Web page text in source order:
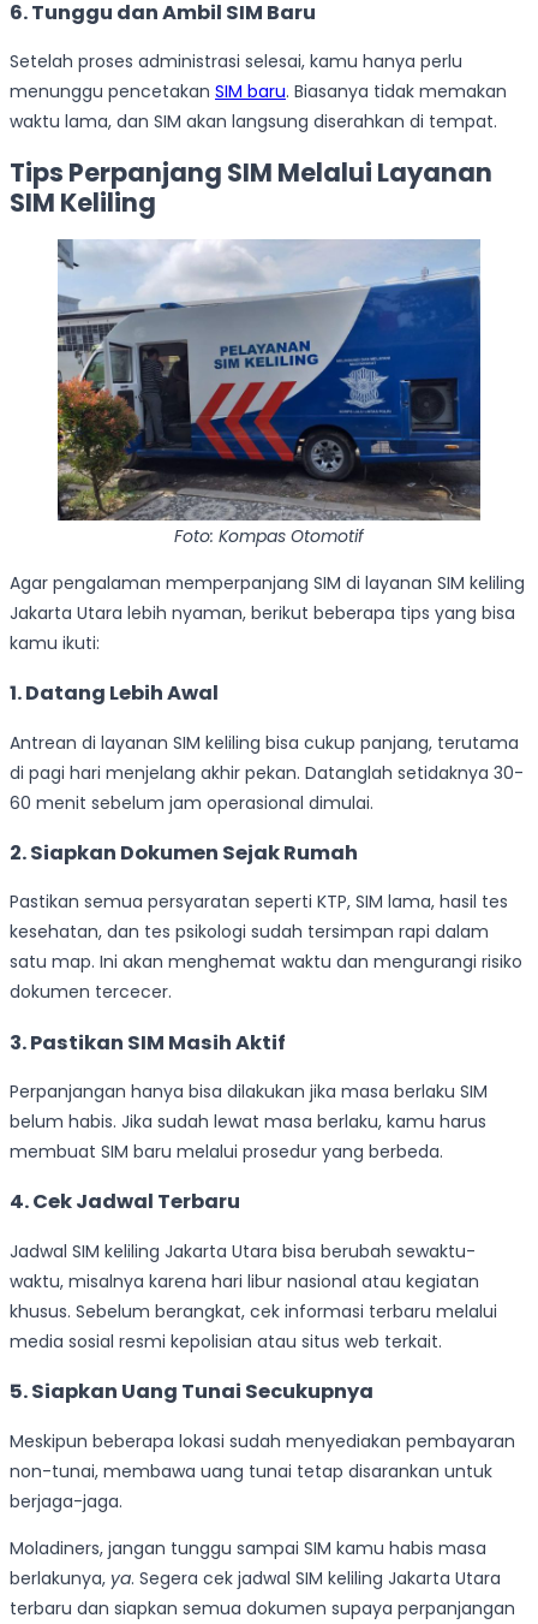
6. Tunggu dan Ambil SIM Baru
Setelah proses administrasi selesai, kamu hanya perlu
menunggu pencetakan SIM baru. Biasanya tidak memakan
waktu lama, dan SIM akan langsung diserahkan di tempat.
Tips Perpanjang SIM Melalui Layanan
SIM Keliling
Foto: Kompas Otomotif
Agar pengalaman memperpanjang SIM di layanan SIM keliling
Jakarta Utara lebih nyaman, berikut beberapa tips yang bisa
kamu ikuti:
1. Datang Lebih Awal
Antrean di layanan SIM keliling bisa cukup panjang, terutama
di pagi hari menjelang akhir pekan. Datanglah setidaknya 30-
60 menit sebelum jam operasional dimulai.
2. Siapkan Dokumen Sejak Rumah
Pastikan semua persyaratan seperti KTP, SIM lama, hasil tes
kesehatan, dan tes psikologi sudah tersimpan rapi dalam
satu map. Ini akan menghemat waktu dan mengurangi risiko
dokumen tercecer.
3. Pastikan SIM Masih Aktif
Perpanjangan hanya bisa dilakukan jika masa berlaku SIM
belum habis. Jika sudah lewat masa berlaku, kamu harus
membuat SIM baru melalui prosedur yang berbeda.
4. Cek Jadwal Terbaru
Jadwal SIM keliling Jakarta Utara bisa berubah sewaktu-
waktu, misalnya karena hari libur nasional atau kegiatan
khusus. Sebelum berangkat, cek informasi terbaru melalui
media sosial resmi kepolisian atau situs web terkait.
5. Siapkan Uang Tunai Secukupnya
Meskipun beberapa lokasi sudah menyediakan pembayaran
non-tunai, membawa uang tunai tetap disarankan untuk
berjaga-jaga.
Moladiners, jangan tunggu sampai SIM kamu habis masa
berlakunya, ya. Segera cek jadwal SIM keliling Jakarta Utara
terbaru dan siapkan semua dokumen supaya perpanjangan